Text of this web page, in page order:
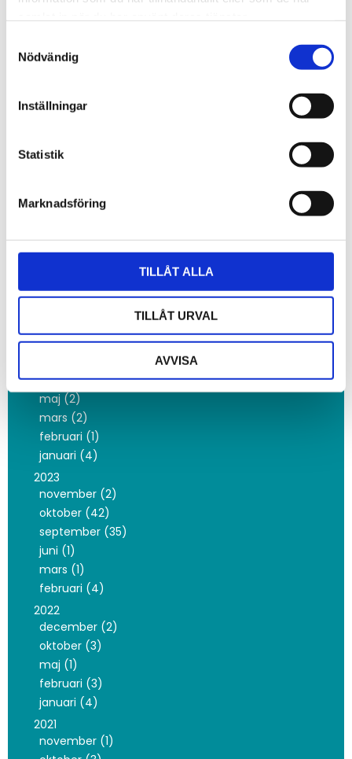
Nödvändig
Inställningar
Statistik
Marknadsföring
TILLÅT ALLA
TILLÅT URVAL
AVVISA
april (3)
februari (16)
2025
november (3)
september (2)
mars (5)
september (2)
juli (1)
maj (2)
mars (2)
februari (1)
januari (4)
2023
november (2)
oktober (42)
september (35)
juni (1)
mars (1)
februari (4)
2022
december (2)
oktober (3)
maj (1)
februari (3)
januari (4)
2021
november (1)